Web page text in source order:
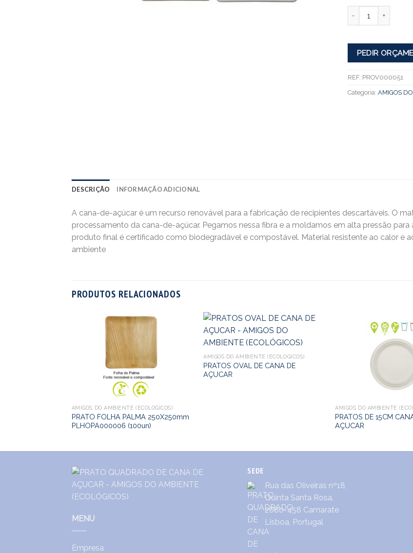
PEDIR
REF: PROV000051
Categoria: AMIGOS
DESCRIÇÃO INFORMAÇÃO ADICIONAL
A cana-de-açúcar é um recurso renovável para a fabricação de recipientes descartáveis. O
processamento da cana-de-açúcar. Pegamos nessa fibra e a moldamos em alta pressão
produto final é certificado como biodegradável e compostável. Material resistente ao calor e
ambiente
PRODUTOS RELACIONADOS
AMIGOS DO AMBIENTE (ECOLÓGICOS)
PRATO FOLHA PALMA 250X250mm
PLHOPA000006 (100un)
AMIGOS DO AMBIENTE (ECOLÓGICOS)
PRATOS OVAL DE CANA DE
AÇUCAR
AMIGOS DO AMBIENTE
PRATOS DE 15CM
AÇUCAR
MENU
Empresa
SEDE
Rua das Oliveiras nº18,
Quinta Santa Rosa,
2680-458 Camarate
Lisboa, Portugal